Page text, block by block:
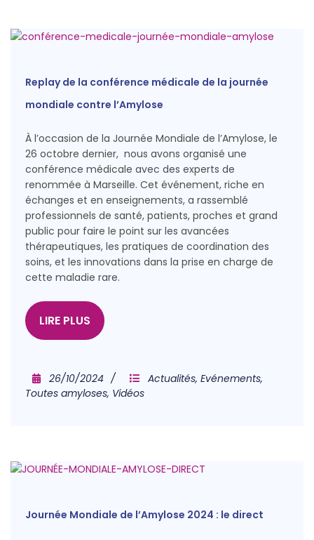
Replay de la conférence médicale de la journée
mondiale contre l’Amylose
À l’occasion de la Journée Mondiale de l’Amylose, le
26 octobre dernier, nous avons organisé une
conférence médicale avec des experts de
renommée à Marseille. Cet événement, riche en
échanges et en enseignements, a rassemblé
professionnels de santé, patients, proches et grand
public pour faire le point sur les avancées
thérapeutiques, les pratiques de coordination des
soins, et les innovations dans la prise en charge de
cette maladie rare.
LIRE PLUS
26/10/2024 Actualités, Evénements,
Toutes amyloses, Vidéos
Journée Mondiale de l’Amylose 2024 : le direct